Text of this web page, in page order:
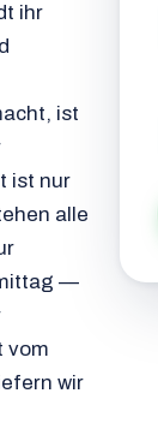
ihr
ist
ist nur
alle
—
vom
wir